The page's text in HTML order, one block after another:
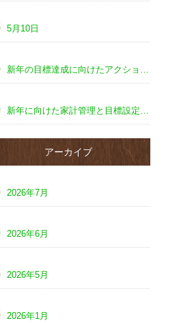
5月10日
新年の目標達成に向けたアクションプラン～夢を実現するための第一歩～
新年に向けた家計管理と目標設定～充実した一年を過ごすために～
アーカイブ
2026年7月
2026年6月
2026年5月
2026年1月